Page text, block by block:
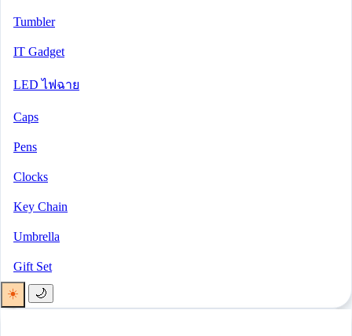
Tumbler
IT Gadget
LED ไฟฉาย
Caps
Pens
Clocks
Key Chain
Umbrella
Gift Set
☀️
🌙